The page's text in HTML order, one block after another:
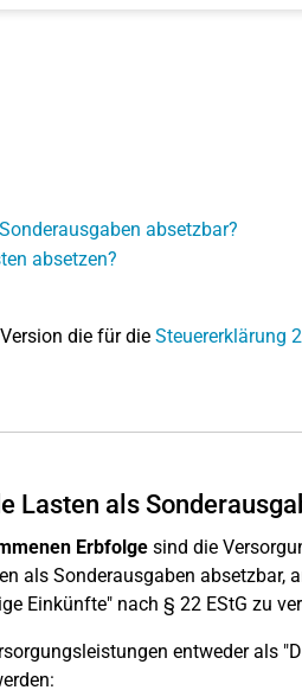
absetzbar?
absetzen?
die für die Steuererklärung
Lasten als
Erbfolgesind die
als Sonderausgaben absetzbar,
Einkünfte" nach § 22 EStG zu
entweder als